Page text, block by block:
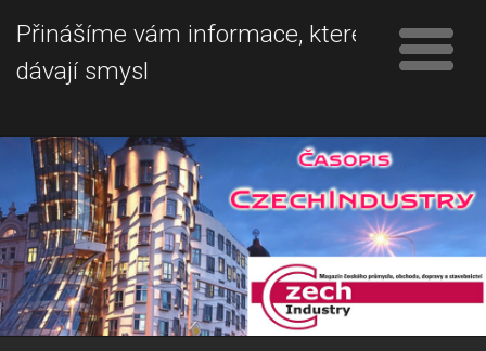
Přinášíme vám informace, které
dávají smysl